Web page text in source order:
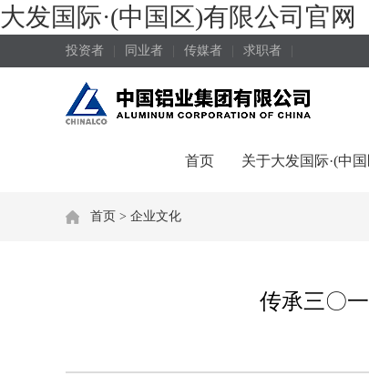
大发国际·(中国区)有限公司官网
投资者 同业者 传媒者 求职者
首页 关于大发国际·(中
首页 > 企业文化
传承三〇